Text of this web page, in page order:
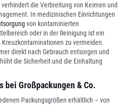
die Verbreitung von Keimen und
In medizinischen Einrichtungen
von kontaminierten
oder in der Reinigung ist ein
zu vermeiden.
direkt nach Gebrauch entsorgen und
die Sicherheit und die Einhaltung
Großpackungen & Co.
Packungsgrößen erhältlich – von